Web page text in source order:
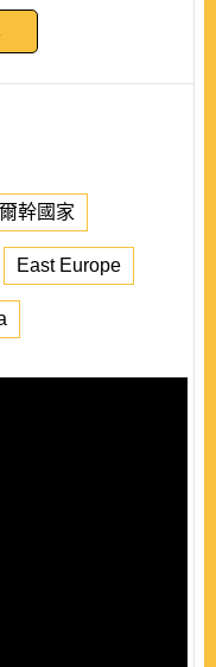
幹國家
East Europe